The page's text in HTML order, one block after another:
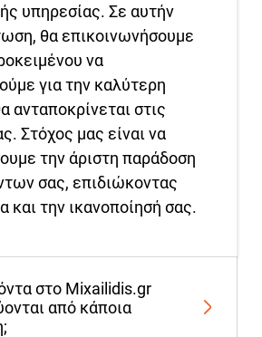
υπηρεσίας. Σε αυτήν
θα επικοινωνήσουμε
να
για την καλύτερη
ανταποκρίνεται στις
Στόχος μας είναι να
την άριστη παράδοση
σας, επιδιώκοντας
και την ικανοποίησή σας.
στο Mixailidis.gr
από κάποια